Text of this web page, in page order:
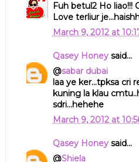
Fuh betul2 Ho liao!!!
Love terliur
March 9, 2012 at
Qasey Honeysaid...
@sabar dubai
laa ye ker...tpksa cri
kuning la klau
sdri...hehehe
March 9, 2012 at
Qasey Honeysaid...
@Shiela